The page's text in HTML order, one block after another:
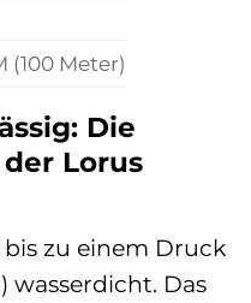
(100 Meter)
Die
Lorus
bis zu einem Druck
wasserdicht. Das